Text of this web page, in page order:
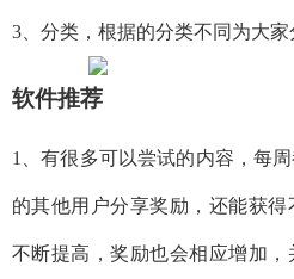
3、分类，根据的分类不同为大
软件推荐
1、有很多可以尝试的内容，每
的其他用户分享奖励，还能获
不断提高，奖励也会相应增加